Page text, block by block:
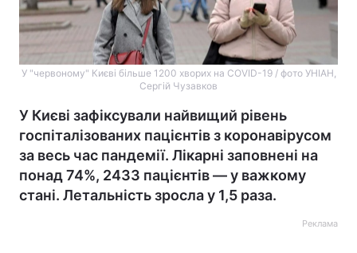
У "червоному" Києві більше 1200 хворих на COVID-19 / фото УНІАН,
Сергій Чузавков
У Києві зафіксували найвищий рівень
госпіталізованих пацієнтів з коронавірусом
за весь час пандемії. Лікарні заповнені на
понад 74%, 2433 пацієнтів — у важкому
стані. Летальність зросла у 1,5 раза.
Реклама